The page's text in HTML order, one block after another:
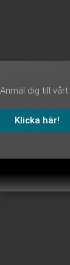
Anmäl dig till
Klicka här!